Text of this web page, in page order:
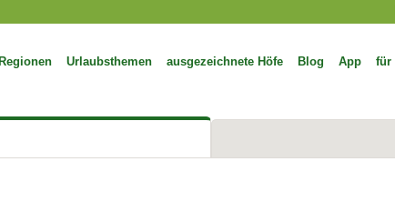
Urlaubsthemen ausgezeichnete Höfe Blog App für